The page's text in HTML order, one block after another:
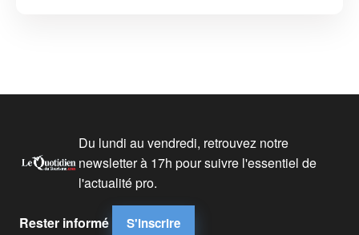
Du lundi au vendredi, retrouvez notre
newsletter à 17h pour suivre l'essentiel de
l'actualité pro.
Rester informé S'inscrire